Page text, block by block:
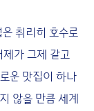
취리히 호수로
가 그제 같고
운 맛집이 하나
않을 만큼 세계